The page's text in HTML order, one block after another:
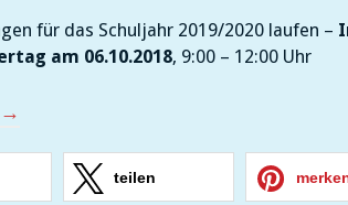
für das Schuljahr 2019/2020 laufen –
am 06.10.2018, 9:00 – 12:00 Uhr
„Schulanmeldung
Schuljahr
2020“
→
teilen